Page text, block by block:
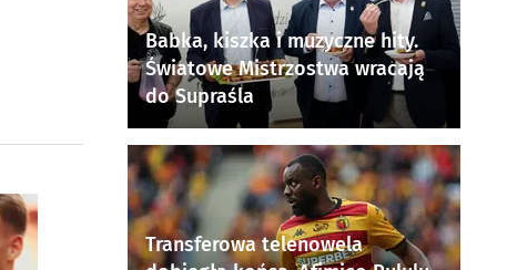
Babka, kiszka i muzyczne hity.
Światowe Mistrzostwa wracają
do Supraśla
Transferowa telenowela